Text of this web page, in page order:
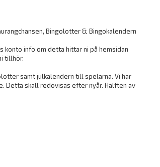
Bingolotter & Bingokalendern
konto info om detta hittar ni på hemsidan
tillhör.
samt julkalendern till spelarna. Vi har
Detta skall redovisas efter nyår. Hälften av